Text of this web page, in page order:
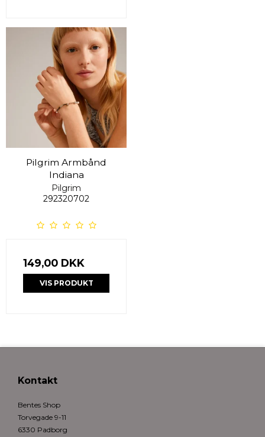
Pilgrim Armbånd
Indiana
Pilgrim
292320702
149,00 DKK
VIS PRODUKT
Kontakt
Bentes Shop
Torvegade 9-11
6330 Padborg